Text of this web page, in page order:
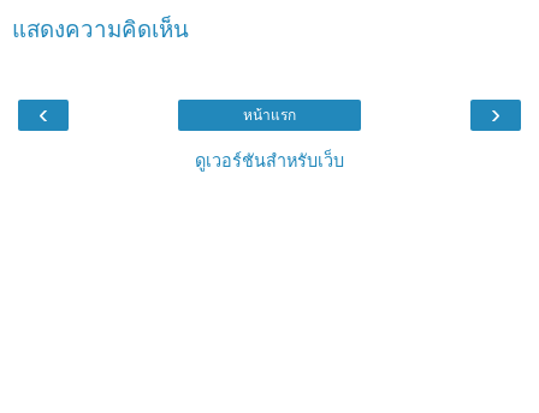
แสดงความคิดเห็น
‹ ›
หน้าแรก
ดูเวอร์ชันสำหรับเว็บ